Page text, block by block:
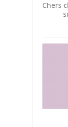
Chers